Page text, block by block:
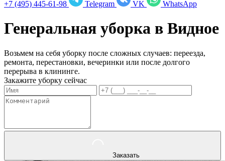
+7 (495) 445-61-98 Telegram VK WhatsApp
Генеральная уборка в Видное
Возьмем на себя уборку после сложных случаев: переезда,
ремонта, перестановки, вечеринки или после долгого
перерыва в клининге.
Закажите уборку сейчас
Заказать